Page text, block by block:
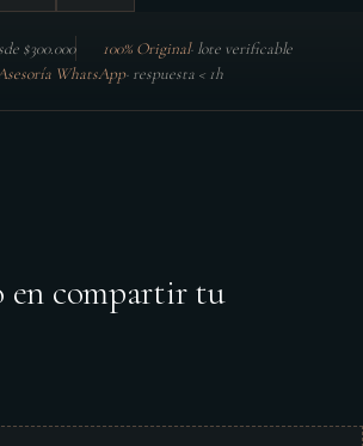
$300.000 100% Original· lote verificable
WhatsApp· respuesta < 1h
en compartir tu